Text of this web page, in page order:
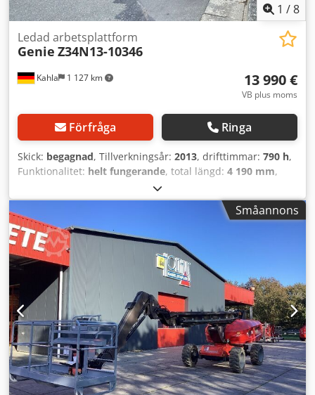
1 /8
Kahla 1 127 km
Ledad arbetsplattform
Genie Z34N13-10346
13 990 €
VB plus moms
Förfråga Ringa
Skick: begagnad, Tillverkningsår: 2013, drifttimmar: 790 h,
Funktionalitet: helt fungerande, total längd: 4 190 mm,
, lyfthöjd:
Elektro, lastkapacitet:227 kg, konstruktionsbredd:1 470
mm
, Ledbar arbetsplattform Masthöjd: Ingen Dcedpfxeymt
Awo Akqjk Tekniskt skick: gott Beskrivning: ny UVV-
besiktning och service
Småannons